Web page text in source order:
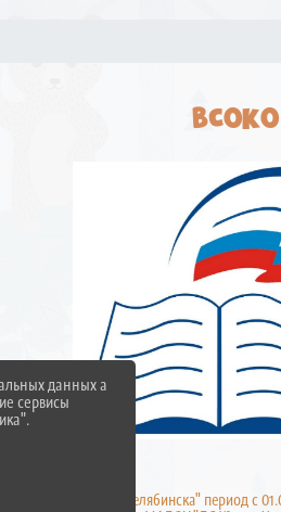
ВСОКО
МАДОУ "ДС № 25 г. Челябинска" период с
данных а
сервисы